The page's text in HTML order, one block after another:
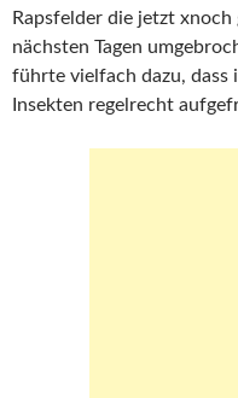
Rapsfelder die jetzt
nächsten Tagen
führte vielfach dazu, dass
Insekten regelrecht